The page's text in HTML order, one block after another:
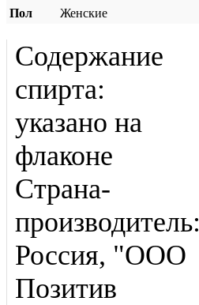
Пол
Женские
Содержание
спирта:
указано на
флаконе
Страна-
производитель:
Россия, "ООО
Позитив